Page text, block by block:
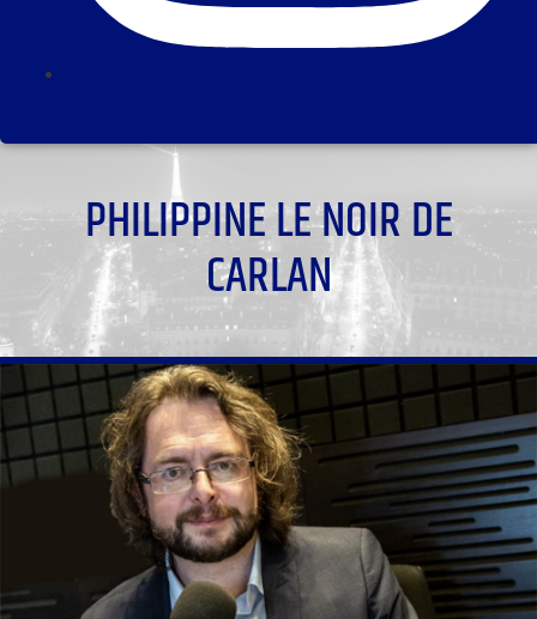
PHILIPPINE LE NOIR DE
CARLAN